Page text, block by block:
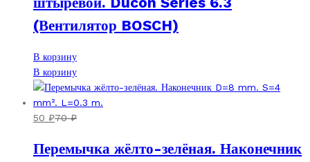
(Вентилятор BOSCH)
В корзину
В корзину
50 ₽70₽
Перемычка жёлто-зелёная. Наконечник